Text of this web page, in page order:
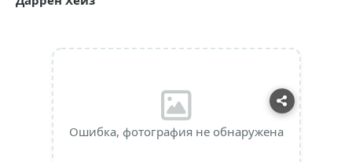
Ошибка, фотография не обнаружена